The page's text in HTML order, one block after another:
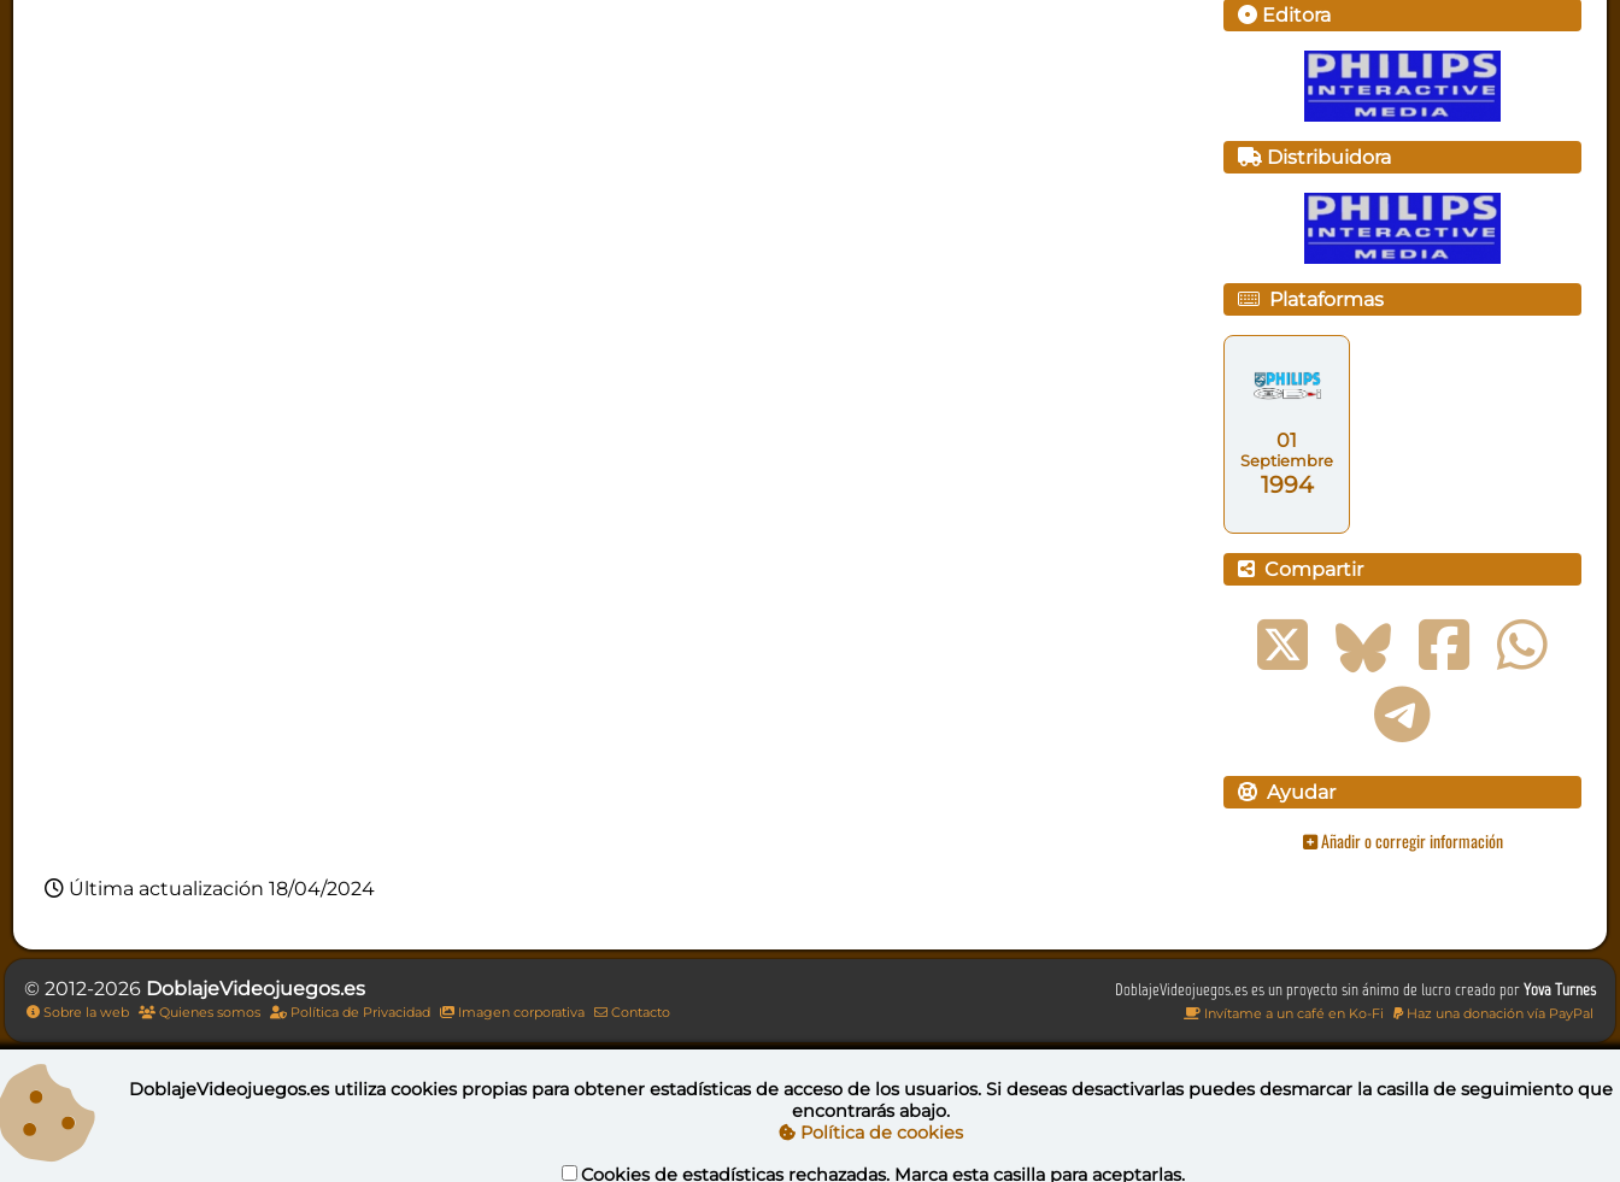
Editora
Distribuidora
Plataformas
01
Septiembre
1994
Compartir
Ayudar
Añadir o corregir información
Última actualización 18/04/2024
DoblajeVideojuegos.es es un proyecto sin ánimo de lucro creado porYova Turnes
Invítame a un café en Ko-Fi Haz una donación vía PayPal
© 2012-2026 DoblajeVideojuegos.es
Sobre la web Quienes somos Política de Privacidad Imagen corporativa Contacto
Esta obra está bajo una licencia de Creative Commons Reconocimiento-NoComercial-CompartirIgual 4.0 Internacional
DoblajeVideojuegos.es utilizacookies propiaspara obtener estadísticas de acceso de los usuarios. Si deseas desactivarlas puedesdesmarcar la casilla de seguimiento que
encontrarás abajo.
Política de cookies
Cookies de estadísticas rechazadas. Marca esta casilla para aceptarlas.